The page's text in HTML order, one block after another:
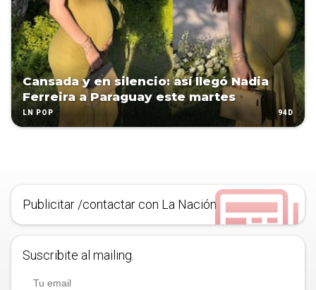
Cansada y en silencio: así llegó Nadia
Ferreira a Paraguay este martes
LN POP 94D
Publicitar /contactar con La Nación
Suscribite al mailing.